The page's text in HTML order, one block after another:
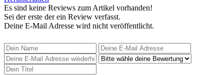
Es sind keine Reviews zum Artikel vorhanden!
Sei der erste der ein Review verfasst.
Deine E-Mail Adresse wird nicht veröffentlicht.